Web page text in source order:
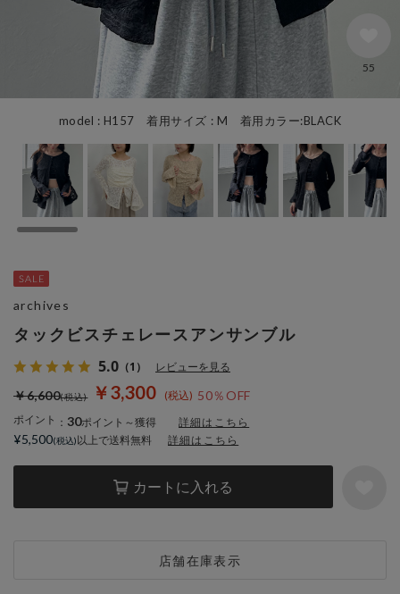
model : H157 着用サイズ : M 着用カラー:BLACK
55
タックビスチェレースアンサンブル
5.0 （1） レビューを見る
￥3,300 50％OFF
￥6,600
ポイント ： 30ポイント～獲得 詳細はこちら
カートに入れる
店舗在庫表示
archives
¥5,500 以上で送料無料 詳細はこちら